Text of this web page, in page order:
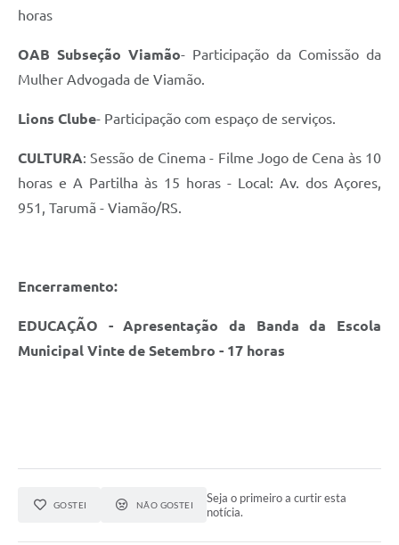
horas
OAB Subseção Viamão- Participação da Comissão da
Mulher Advogada de Viamão.
Lions Clube- Participação com espaço de serviços.
CULTURA: Sessão de Cinema - Filme Jogo de Cena às 10
horas e A Partilha às 15 horas - Local: Av. dos Açores,
951, Tarumã - Viamão/RS.
Encerramento:
EDUCAÇÃO - Apresentação da Banda da Escola
Municipal Vinte de Setembro - 17 horas
GOSTEI NÃO GOSTEI
Seja o primeiro a curtir esta
notícia.